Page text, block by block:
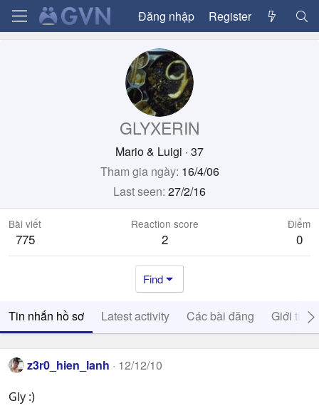
Đăng nhập Register
GLYXERIN
Mario & Luigi · 37
Tham gia ngày 16/4/06
Last seen 27/2/16
Bài viết
775
Reaction score
2
Điểm
0
Find
Tin nhắn hồ sơ Latest activity Các bài đăng Giới thiệu
z3r0_hien_lanh 12/12/10
Gly :)